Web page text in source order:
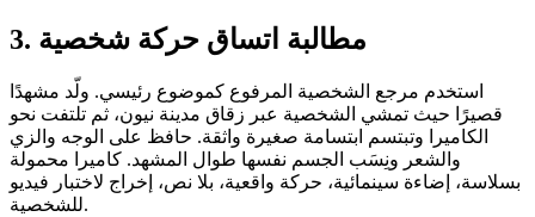
3. مطالبة اتساق حركة شخصية
استخدم مرجع الشخصية المرفوع كموضوع رئيسي. ولّد مشهدًا
قصيرًا حيث تمشي الشخصية عبر زقاق مدينة نيون، ثم تلتفت نحو
الكاميرا وتبتسم ابتسامة صغيرة واثقة. حافظ على الوجه والزي
والشعر ونِسَب الجسم نفسها طوال المشهد. كاميرا محمولة
بسلاسة، إضاءة سينمائية، حركة واقعية، بلا نص، إخراج لاختبار فيديو
للشخصية.